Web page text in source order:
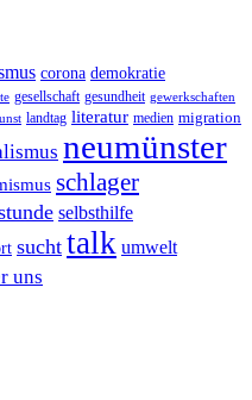
corona demokratie
gesellschaft gesundheit gewerkschaften
landtag literatur medien migration
neumünster
schlager
selbsthilfe
sucht talk umwelt
uns